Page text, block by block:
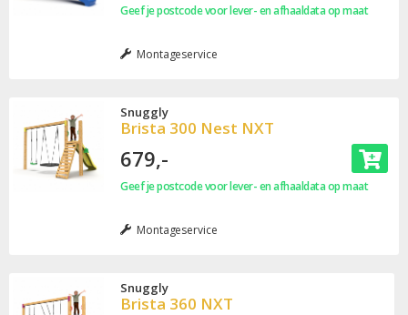
Geef je postcode voor lever- en afhaaldata op maat
Montageservice
Snuggly
Brista 300 Nest NXT
679,-
Geef je postcode voor lever- en afhaaldata op maat
Montageservice
Snuggly
Brista 360 NXT